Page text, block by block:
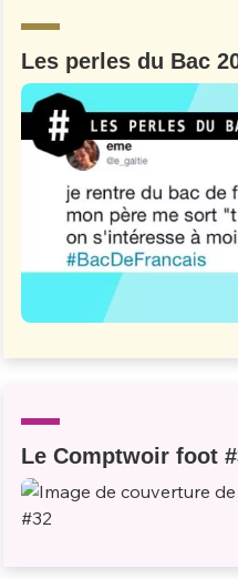
Les perles du Bac
Le Comptwoir foot